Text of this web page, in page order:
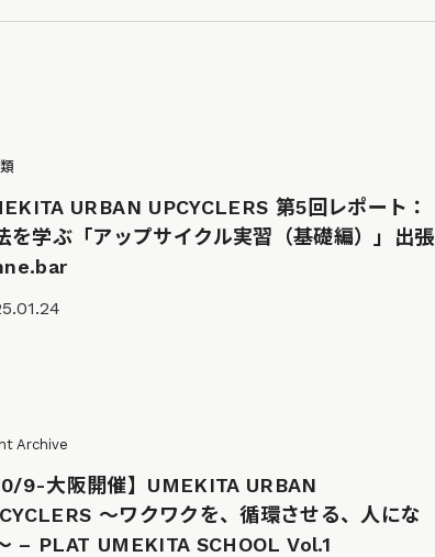
URBAN UPCYCLERS 第5回レポート：
を学ぶ「アップサイクル実習（基礎編）」出張
Archive
9-大阪開催】UMEKITA URBAN
〜ワクワクを、循環させる、人にな
– PLAT UMEKITA SCHOOL Vol.1